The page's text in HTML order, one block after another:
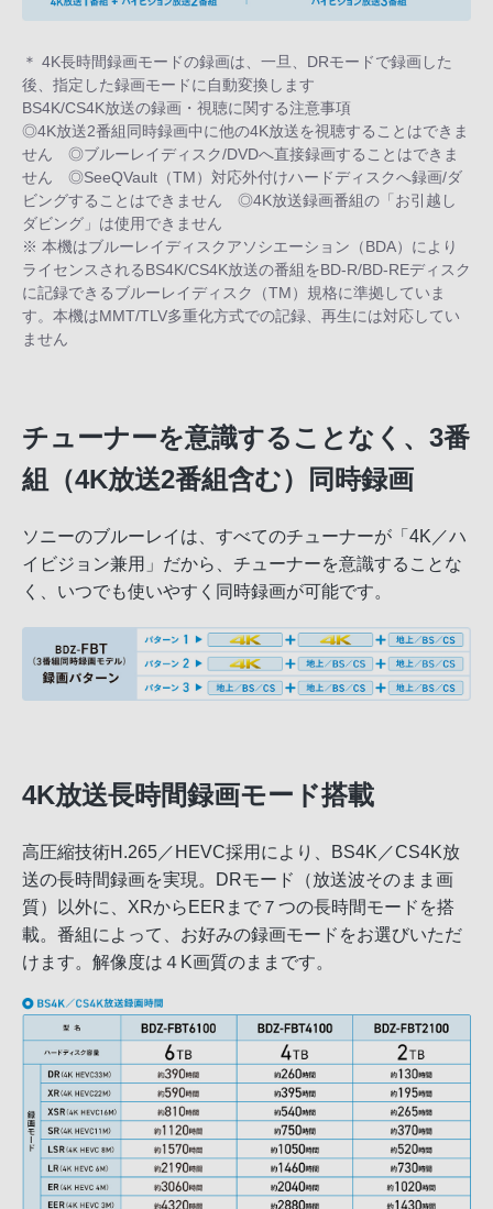
＊ 4K長時間録画モードの録画は、一旦、DRモードで録画した
後、指定した録画モードに自動変換します
BS4K/CS4K放送の録画・視聴に関する注意事項
◎4K放送2番組同時録画中に他の4K放送を視聴することはできま
せん ◎ブルーレイディスク/DVDへ直接録画することはできま
せん ◎SeeQVault（TM）対応外付けハードディスクへ録画/ダ
ビングすることはできません ◎4K放送録画番組の「お引越し
ダビング」は使用できません
※ 本機はブルーレイディスクアソシエーション（BDA）により
ライセンスされるBS4K/CS4K放送の番組をBD-R/BD-REディスク
に記録できるブルーレイディスク（TM）規格に準拠していま
す。本機はMMT/TLV多重化方式での記録、再生には対応してい
ません
チューナーを意識することなく、3番
組（4K放送2番組含む）同時録画
ソニーのブルーレイは、すべてのチューナーが「4K／ハ
イビジョン兼用」だから、チューナーを意識することな
く、いつでも使いやすく同時録画が可能です。
4K放送長時間録画モード搭載
高圧縮技術H.265／HEVC採用により、BS4K／CS4K放
送の長時間録画を実現。DRモード（放送波そのまま画
質）以外に、XRからEERまで７つの長時間モードを搭
載。番組によって、お好みの録画モードをお選びいただ
けます。解像度は４K画質のままです。